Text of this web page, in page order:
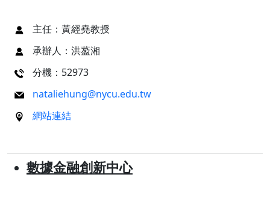
主任：黃經堯教授
承辦人：洪萾湘
分機：52973
nataliehung@nycu.edu.tw
網站連結
數據金融創新中心